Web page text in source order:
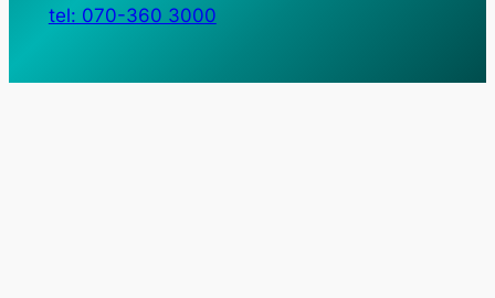
tel: 070-360 3000